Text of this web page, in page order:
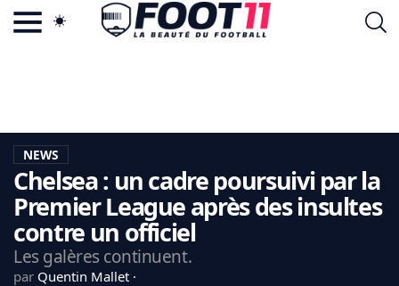
LA CHARTE
VIE PRIVÉE
CGU
CONTACTEZ-NOUS
NEWS
Chelsea : un cadre poursuivi par la
Premier League après des insultes
contre un officiel
Les galères continuent.
par Quentin Mallet